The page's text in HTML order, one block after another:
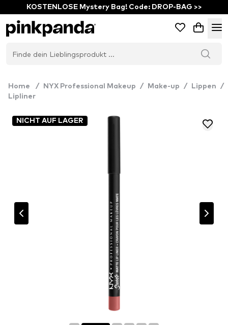
KOSTENLOSE Mystery Bag! Code: DROP-BAG >>
Home / NYX Professional Makeup / Make-up / Lippen
/
Lipliner
NICHT AUF LAGER